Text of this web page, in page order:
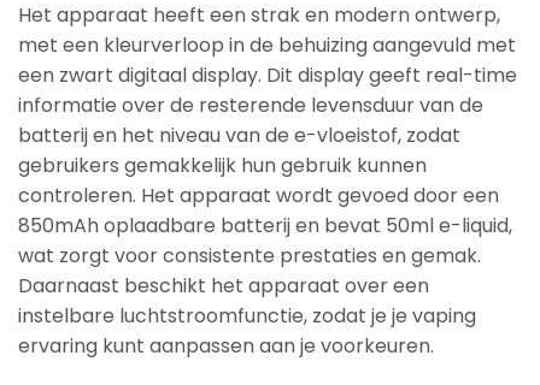
Het apparaat heeft een strak en modern ontwerp,
met een kleurverloop in de behuizing aangevuld met
een zwart digitaal display. Dit display geeft real-time
informatie over de resterende levensduur van de
batterij en het niveau van de e-vloeistof, zodat
gebruikers gemakkelijk hun gebruik kunnen
controleren. Het apparaat wordt gevoed door een
850mAh oplaadbare batterij en bevat 50ml e-liquid,
wat zorgt voor consistente prestaties en gemak.
Daarnaast beschikt het apparaat over een
instelbare luchtstroomfunctie, zodat je je vaping
ervaring kunt aanpassen aan je voorkeuren.